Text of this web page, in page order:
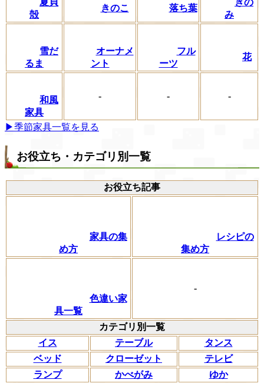
夏貝
殻
きのこ 落ち葉
きの
み
雪だ
るま
オーナメ
ント
フル
ーツ
花
和風
家具
- - -
▶季節家具一覧を見る
お役立ち・カテゴリ別一覧
お役立ち記事
家具の集
め方
レシピの
集め方
色違い家
具一覧
-
カテゴリ別一覧
イス
テーブル
タンス
ベッド
クローゼット
テレビ
ランプ
かべがみ
ゆか